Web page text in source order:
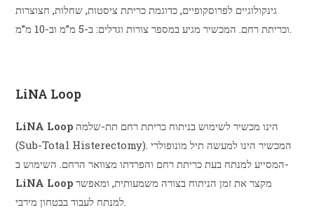
גינקולוגיים לפרוסקופיים, כדוגמת כריתת ציסטות, שחלות, חצוצרות
וכריתת רחם. המכשיר מגיע במספר צורות וגדלים: ב-5 מ”מ וב-10 מ”מ.
LiNA Loop
LiNA Loop הינו מכשיר לשימוש בניתוח כריתת רחם תת-שלמה
(Sub-Total Histerectomy). המכשיר הינו למעשה תיל מונופולרי
המסייע למנתח בעת כריתת רחם והפרדתו מצוואר הרחם. השימוש ב-
LiNA Loop מקצר את זמן הניתוח בצורה משמעותית, ומאפשר
למנתח לעבוד בבטחון מירבי.